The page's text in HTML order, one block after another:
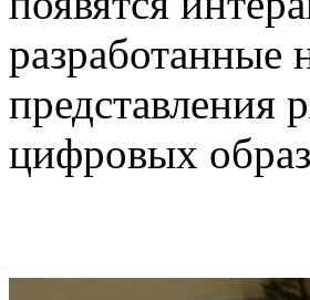
представления
цифровых